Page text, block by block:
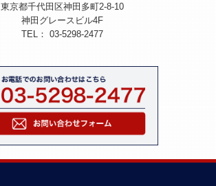
東京都千代田区神田多町2-8-10
神田グレースビル4F
TEL： 03-5298-2477